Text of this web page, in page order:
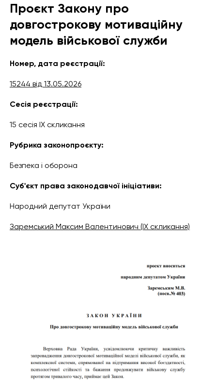
Проєкт Закону про
довгострокову мотиваційну
модель військової служби
Номер, дата реєстрації:
15244 від 13.05.2026
Сесія реєстрації:
15 сесія IX скликання
Рубрика законопроєкту:
Безпека і оборона
Суб'єкт права законодавчої ініціативи:
Народний депутат України
Заремський Максим Валентинович (IX скликання)